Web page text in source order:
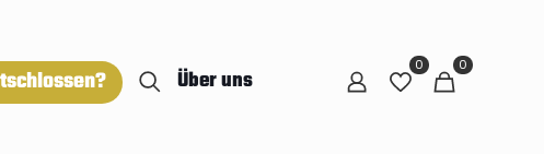
Über uns
0 0